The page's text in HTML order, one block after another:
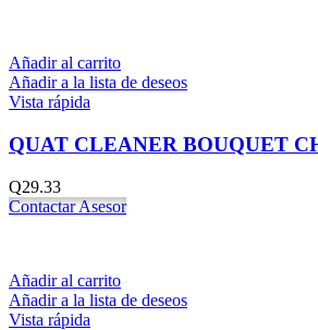
Añadir al carrito
Añadir a la lista de deseos
Vista rápida
QUAT CLEANER BOUQUET
Q29.33
Contactar Asesor
Añadir al carrito
Añadir a la lista de deseos
Vista rápida